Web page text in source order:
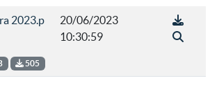
2023.p
505
20/06/2023
10:30:59